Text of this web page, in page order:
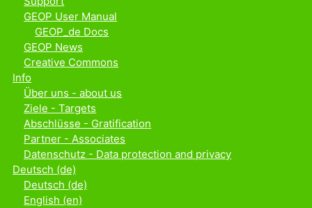
GEOP User Manual
GEOP_de Docs
GEOP News
Creative Commons
Info
Über uns - about us
Ziele - Targets
Abschlüsse - Gratification
Partner - Associates
Datenschutz - Data protection and privacy
Deutsch ‎(de)‎
Deutsch ‎(de)‎
English ‎(en)‎